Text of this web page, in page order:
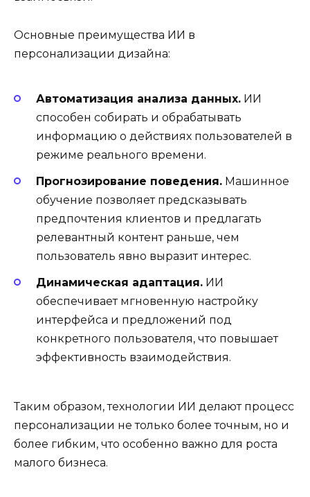
Основные преимущества ИИ в
персонализации дизайна:
Автоматизация анализа данных. ИИ
способен собирать и обрабатывать
информацию о действиях пользователей в
режиме реального времени.
Прогнозирование поведения. Машинное
обучение позволяет предсказывать
предпочтения клиентов и предлагать
релевантный контент раньше, чем
пользователь явно выразит интерес.
Динамическая адаптация. ИИ
обеспечивает мгновенную настройку
интерфейса и предложений под
конкретного пользователя, что повышает
эффективность взаимодействия.
Таким образом, технологии ИИ делают процесс
персонализации не только более точным, но и
более гибким, что особенно важно для роста
малого бизнеса.